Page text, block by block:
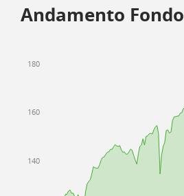
Andamento Fondo
140
160
180